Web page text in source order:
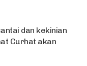
dan kekinian
Curhat akan